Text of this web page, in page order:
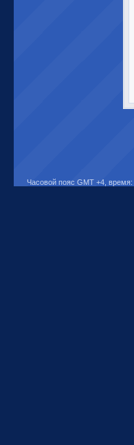
Часовой пояс GMT +4, время: